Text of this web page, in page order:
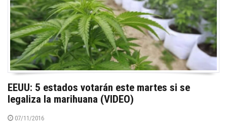
EEUU: 5 estados votarán este martes si se
legaliza la marihuana (VIDEO)
07/11/2016